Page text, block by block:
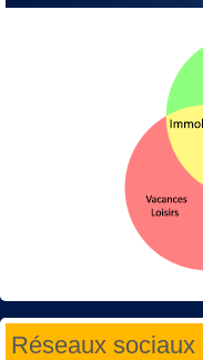
Réseaux sociaux